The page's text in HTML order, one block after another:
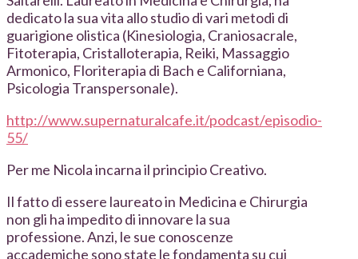
dedicato la sua vita allo studio di vari metodi di
guarigione olistica (Kinesiologia, Craniosacrale,
Fitoterapia, Cristalloterapia, Reiki, Massaggio
Armonico, Floriterapia di Bach e Californiana,
Psicologia Transpersonale).
http://www.supernaturalcafe.it/podcast/episodio-
55/
Per me Nicola incarna il principio Creativo.
Il fatto di essere laureato in Medicina e Chirurgia
non gli ha impedito di innovare la sua
professione. Anzi, le sue conoscenze
accademiche sono state le fondamenta su cui